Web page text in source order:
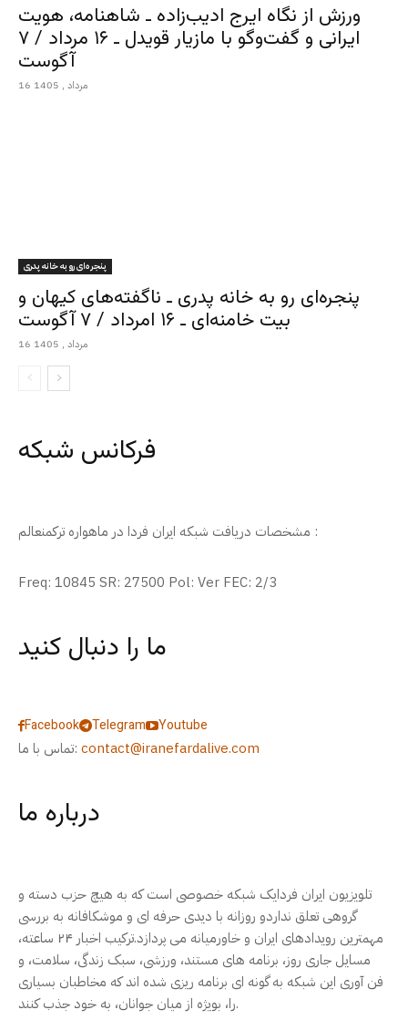
ورزش از نگاه ایرج ادیب‌زاده ـ شاهنامه، هویت
ایرانی و گفت‌وگو با مازیار قویدل ـ ۱۶ مرداد / ۷
آگوست
16 مرداد , 1405
پنجره‌ای رو به خانه پدری
پنجره‌ای رو به خانه پدری ـ ناگفته‌های کیهان و
بیت خامنه‌ای ـ ۱۶ امرداد / ۷ آگوست
16 مرداد , 1405
فرکانس شبکه
مشخصات دریافت شبکه ایران فردا در ماهواره ترکمنعالم :
Freq: 10845 SR: 27500 Pol: Ver FEC: 2/3
ما را دنبال کنید
Facebook Telegram
Youtube
تماس با ما: contact@iranefardalive.com
درباره ما
تلویزیون ایران فردایک شبکه خصوصی است که به هیچ حزب دسته و
گروهی تعلق نداردو روزانه با دیدی حرفه ای و موشکافانه به بررسی
مهمترین رویدادهای ایران و خاورمیانه می پردازد.ترکیب اخبار ۲۴ ساعته،
مسایل جاری روز، برنامه های مستند، ورزشی، سبک زندگی، سلامت، و
فن آوری این شبکه به گونه ای برنامه ریزی شده اند که مخاطبان بسیاری
را، بویژه از میان جوانان، به خود جذب کنند.